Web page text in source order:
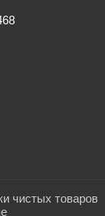
чистых товаров